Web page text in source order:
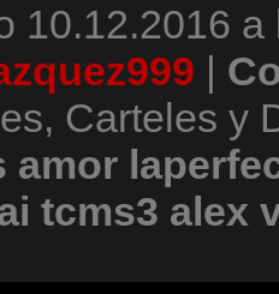
10.12.2016 a
|
Carteles y
amor
tcms3 alex